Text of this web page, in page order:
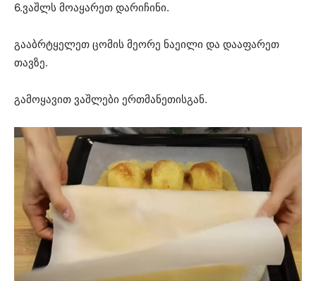
6.ვაშლს მოაყარეთ დარიჩინი.
გააბრტყელეთ ცომის მეორე ნაეილი და დააფარეთ
თავზე.
გამოყავით ვაშლები ერთმანეთისგან.